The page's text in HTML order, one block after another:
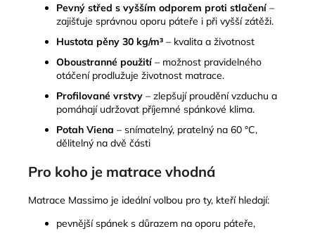
Pevný střed s vyšším odporem proti stlačení–
zajišťuje správnou oporu páteře i při vyšší zátěži.
Hustota pěny 30 kg/m³ – kvalita a životnost
Oboustranné použití– možnost pravidelného
otáčení prodlužuje životnost matrace.
Profilované vrstvy – zlepšují proudění vzduchu a
pomáhají udržovat příjemné spánkové klima.
Potah Viena – snímatelný, pratelný na 60 °C,
dělitelný na dvě části
Pro koho je matrace vhodná
Matrace Massimo je ideální volbou pro ty, kteří hledají:
pevnější spánek s důrazem na oporu páteře,